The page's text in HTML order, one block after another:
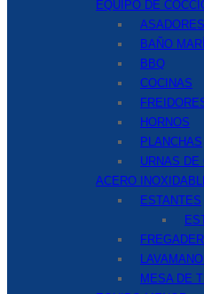
EQUIPO DE
ASADORES
BAÑO
BBQ
COCINAS
HORNOS
PLANCHAS
URNAS DE
ACERO
ESTANTES
MESA DE